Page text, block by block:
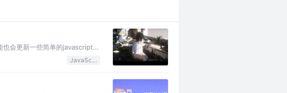
也会更新一些简单的javascript功
JavaScript